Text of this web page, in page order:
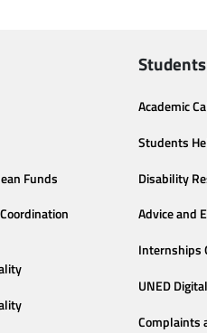
Funds
Academic
Students
Disability
Advice and
Internships
UNED
Complaints